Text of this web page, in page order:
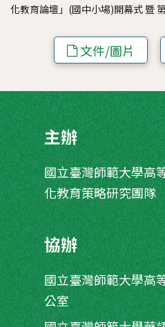
化教育論壇」(國中小場)開幕式 暨
文件/圖片
主辦
國立臺灣師範大學高
化教育策略研究團隊
協辦
國立臺灣師範大學高
公室